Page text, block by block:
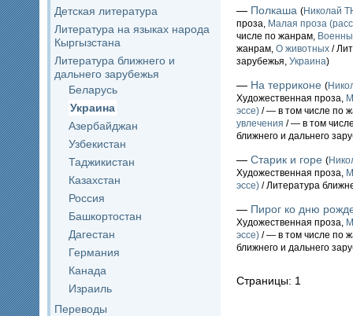
Детская литература
Литература на языках народа
Кыргызстана
Литература ближнего и
дальнего зарубежья
Беларусь
Украина
Азербайджан
Узбекистан
Таджикистан
Казахстан
Россия
Башкортостан
Дагестан
Германия
Канада
Израиль
Переводы
— Полкаша (Николай
проза, Малая проза
числе по жанрам,
жанрам, О животных /
зарубежья, Украина)
— На терриконе (
Художественная проза,
эссе) / — в том числе по
увлечения / — в том
ближнего и дальнего
— Старик и горе (
Художественная проза,
эссе) / Литература
— Пирог ко дню
Художественная проза,
эссе) / — в том числе по
ближнего и дальнего
Страницы: 1